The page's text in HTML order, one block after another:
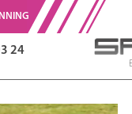
24